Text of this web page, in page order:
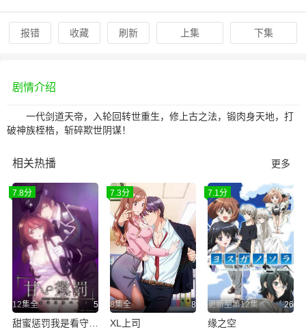
报错 收藏 刷新 上集 下集
剧情介绍
一代剑道天帝，入轮回转世重生，修上古之法，锻肉身天地，打
破神族桎梏，斩碎欺世阴谋！
相关热播 更多
7.8分
12集全 5
7.3分
8集全 8
XL上司
7.1分
更新至第12集 26
缘之空